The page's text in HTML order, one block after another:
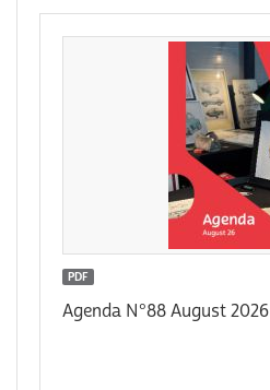
PDF
Agenda N°88 August 2026